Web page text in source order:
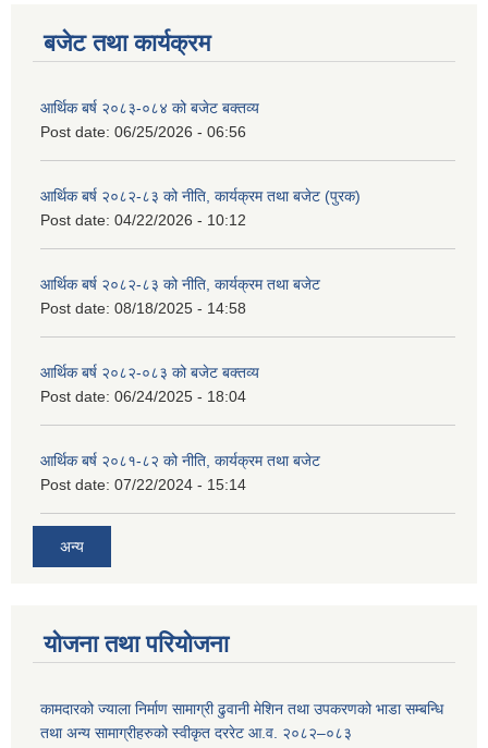
बजेट तथा कार्यक्रम
आर्थिक बर्ष २०८३-०८४ को बजेट बक्तव्य
Post date: 06/25/2026 - 06:56
आर्थिक बर्ष २०८२-८३ को नीति, कार्यक्रम तथा बजेट (पुरक)
Post date: 04/22/2026 - 10:12
आर्थिक बर्ष २०८२-८३ को नीति, कार्यक्रम तथा बजेट
Post date: 08/18/2025 - 14:58
आर्थिक बर्ष २०८२-०८३ को बजेट बक्तव्य
Post date: 06/24/2025 - 18:04
आर्थिक बर्ष २०८१-८२ को नीति, कार्यक्रम तथा बजेट
Post date: 07/22/2024 - 15:14
अन्य
योजना तथा परियोजना
कामदारको ज्याला निर्माण सामाग्री ढुवानी मेशिन तथा उपकरणको भाडा सम्बन्धि
तथा अन्य सामाग्रीहरुको स्वीकृत दररेट आ.व. २०८२–०८३